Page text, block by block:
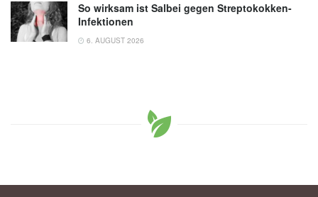
So wirksam ist Salbei gegen Streptokokken-
Infektionen
6. AUGUST 2026